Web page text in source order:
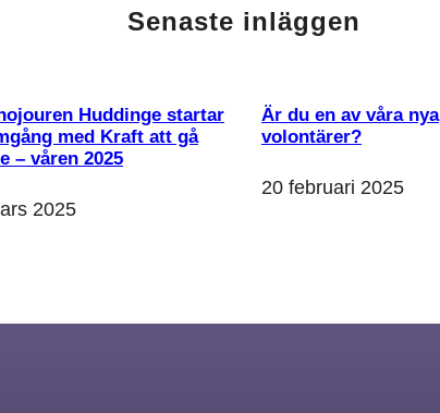
Senaste inläggen
Huddinge startar
med Kraft att gå
– våren 2025
2025
Är du en av våra nya
volontärer?
20 februari 2025